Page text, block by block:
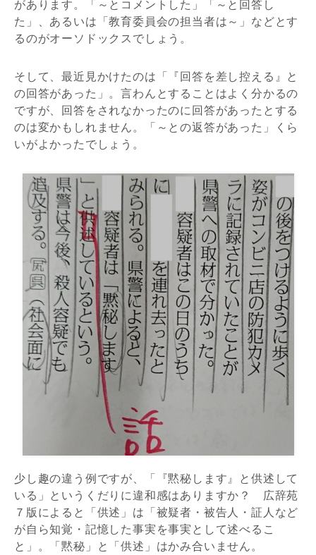
があります。「～とコメントした」「～と回答し
た」、あるいは「教育委員会の担当者は～」などとす
るのがオーソドックスでしょう。
そして、最近見かけたのは「『回答を差し控える』と
の回答があった」。言わんとすることはよく分かるの
ですが、回答をされなかったのに回答があったとする
のは変かもしれません。「～との返答があった」くら
いがよかったでしょう。
少し趣の違う例ですが、「『黙秘します』と供述して
いる 」というくだりに違和感はありますか？ 広辞苑
７版によると「供述」は「被疑者・被告人・証人など
が自ら知覚・記憶した事実を事実として述べるこ
と」 。 「黙秘」と「供述」はかみ合いません。